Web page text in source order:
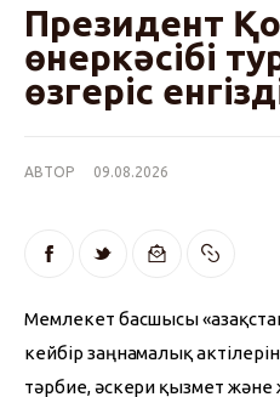
Президент
өнеркәсібі
өзгеріс
АВТОР 09.08.2026
Мемлекет басшысы
кейбір заңнамалық
тәрбие, әскери қызмет